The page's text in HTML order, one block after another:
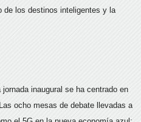
de los destinos inteligentes y la
inaugural se ha centrado en
ocho mesas de debate llevadas a